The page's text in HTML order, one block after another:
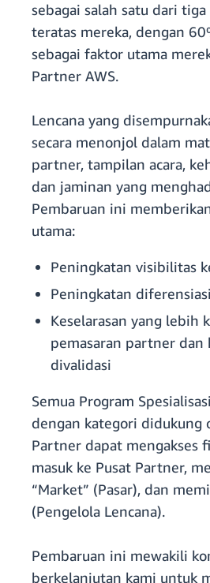
sebagai salah satu dari
teratas mereka, dengan
sebagai faktor utama
Partner AWS.
Lencana yang
secara menonjol dalam
partner, tampilan acara,
dan jaminan yang
Pembaruan ini
utama:
Peningkatan visibilitas
Peningkatan
Keselarasan yang lebih
pemasaran partner dan
divalidasi
Semua Program
dengan kategori didukung
Partner dapat mengakses
masuk ke Pusat Partner,
“Market” (Pasar), dan
(Pengelola Lencana).
Pembaruan ini mewakili
berkelanjutan kami untuk